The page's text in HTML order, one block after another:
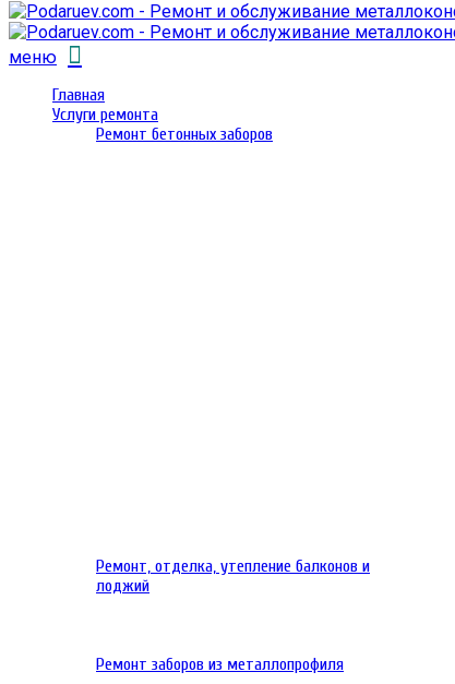
меню
Главная
Услуги ремонта
Ремонт бетонных заборов
Ремонт, отделка, утепление балконов и
лоджий
Ремонт заборов из металлопрофиля